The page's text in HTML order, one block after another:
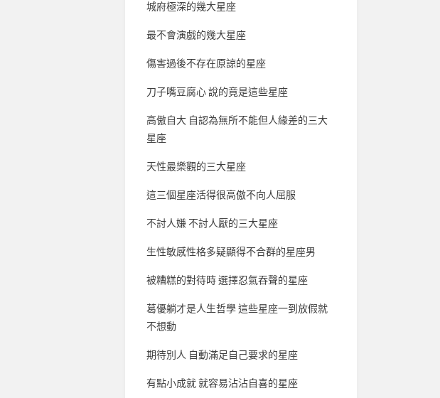
城府極深的幾大星座
最不會演戲的幾大星座
傷害過後不存在原諒的星座
刀子嘴豆腐心 說的竟是這些星座
高傲自大 自認為無所不能但人緣差的三大
星座
天性最樂觀的三大星座
這三個星座活得很高傲不向人屈服
不討人嫌 不討人厭的三大星座
生性敏感性格多疑顯得不合群的星座男
被糟糕的對待時 選擇忍氣吞聲的星座
葛優躺才是人生哲學 這些星座一到放假就
不想動
期待別人 自動滿足自己要求的星座
有點小成就 就容易沾沾自喜的星座